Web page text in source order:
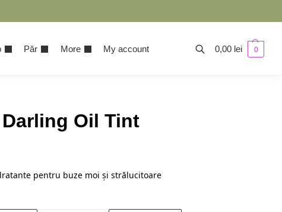
Păr More My account 0,00 lei 0
Oil Tint
pentru buze moi și strălucitoare